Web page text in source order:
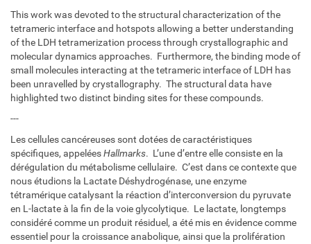
This work was devoted to the structural characterization of the
tetrameric interface and hotspots allowing a better understanding
of the LDH tetramerization process through crystallographic and
molecular dynamics approaches. Furthermore, the binding mode of
small molecules interacting at the tetrameric interface of LDH has
been unravelled by crystallography. The structural data have
highlighted two distinct binding sites for these compounds.
---
Les cellules cancéreuses sont dotées de caractéristiques
spécifiques, appeléesHallmarks. L’une d’entre elle consiste en la
dérégulation du métabolisme cellulaire. C’est dans ce contexte que
nous étudions la Lactate Déshydrogénase, une enzyme
tétramérique catalysant la réaction d’interconversion du pyruvate
en L-lactate à la fin de la voie glycolytique. Le lactate, longtemps
considéré comme un produit résiduel, a été mis en évidence comme
essentiel pour la croissance anabolique, ainsi que la prolifération